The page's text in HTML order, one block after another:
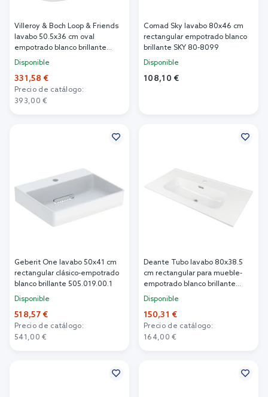
Villeroy & Boch Loop & Friends
lavabo 50.5x36 cm oval
empotrado blanco brillante
4A610001
Disponible
331,58 €
Precio de catálogo:
393,00 €
Comad Sky lavabo 80x46 cm
rectangular empotrado blanco
brillante SKY 80-8099
Disponible
108,10 €
Geberit One lavabo 50x41 cm
rectangular clásico-empotrado
blanco brillante 505.019.00.1
Disponible
518,57 €
Precio de catálogo:
541,00 €
Deante Tubo lavabo 80x38.5
cm rectangular para mueble-
empotrado blanco brillante
CTU_6U8M
Disponible
150,31 €
Precio de catálogo:
164,00 €